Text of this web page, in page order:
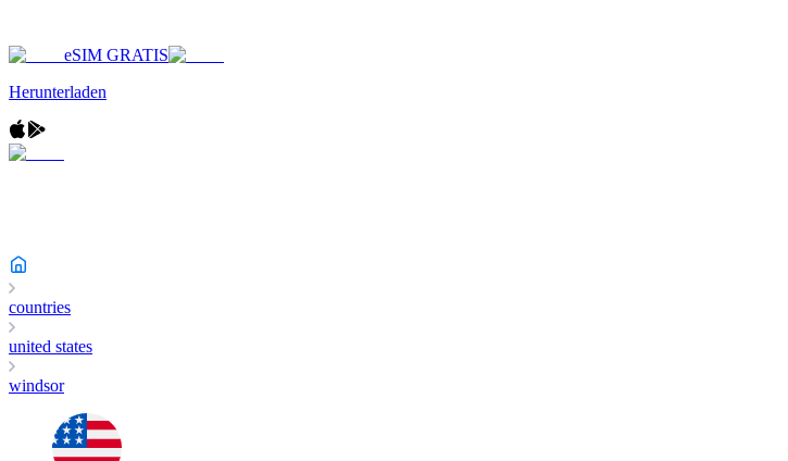
eSIM GRATIS
Herunterladen
countries
united states
windsor